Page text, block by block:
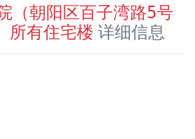
（朝阳区百子湾路5号
所有住宅楼 详细信息